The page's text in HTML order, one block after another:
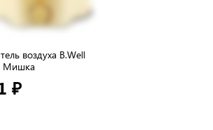
воздуха B.Well
Мишка
₽